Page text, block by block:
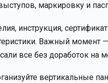
маркировку и
инструкция,
Важный
все без доработок на
вертикальные